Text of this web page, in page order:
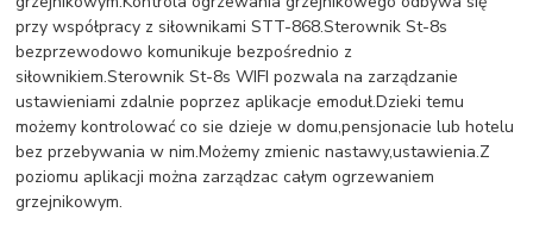
przy współpracy z siłownikami STT-868.Sterownik St-8s
bezprzewodowo komunikuje bezpośrednio z
siłownikiem.Sterownik St-8s WIFI pozwala na zarządzanie
ustawieniami zdalnie poprzez aplikacje emoduł.Dzieki temu
możemy kontrolować co sie dzieje w domu,pensjonacie lub hotelu
bez przebywania w nim.Możemy zmienic nastawy,ustawienia.Z
poziomu aplikacji można zarządzac całym ogrzewaniem
grzejnikowym.